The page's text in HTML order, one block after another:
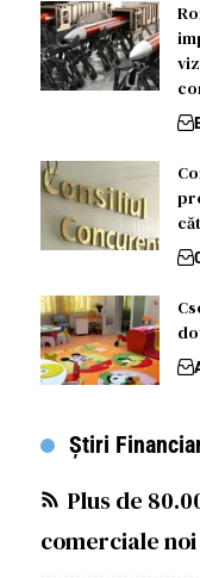
Știri
Plus de
comerciale